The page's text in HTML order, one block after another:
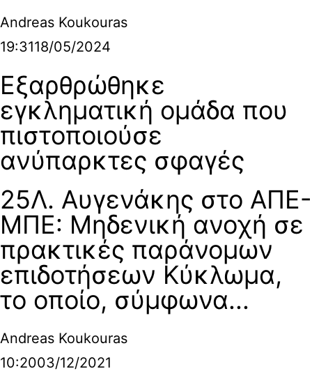
Andreas Koukouras
19:3118/05/2024
Εξαρθρώθηκε
εγκληματική ομάδα που
πιστοποιούσε
ανύπαρκτες σφαγές
25Λ. Αυγενάκης στο ΑΠΕ-
ΜΠΕ: Μηδενική ανοχή σε
πρακτικές παράνομων
επιδοτήσεων Κύκλωμα,
το οποίο, σύμφωνα...
Andreas Koukouras
10:2003/12/2021